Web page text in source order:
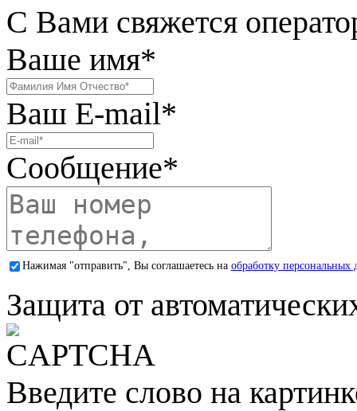
С Вами свяжется
Ваше имя*
Ваш E-mail*
Сообщение*
Нажимая "отправить", Вы соглашаетесь на обработку персональных
Защита от
Введите слово на